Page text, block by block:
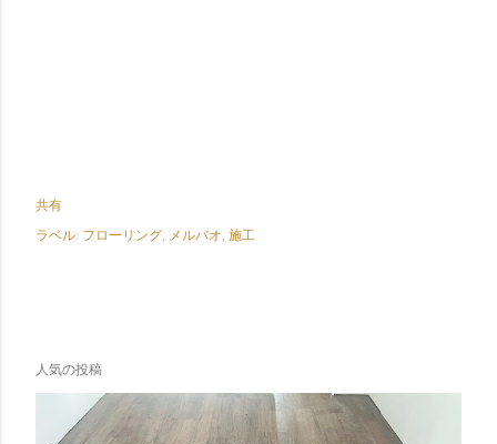
共有
ラベル: フローリング メルバオ 施工
人気の投稿